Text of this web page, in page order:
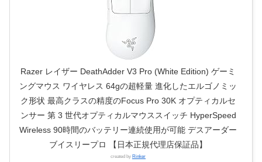
Razer レイザー DeathAdder V3 Pro (White Edition) ゲーミ
ングマウス ワイヤレス 64gの超軽量 進化したエルゴノミッ
ク形状 最高クラスの精度のFocus Pro 30K オプティカルセ
ンサー 第 3 世代オプティカルマウススイッチ HyperSpeed
Wireless 90時間のバッテリー連続使用が可能 デスアーダー
ブイスリープロ 【日本正規代理店保証品】
created by Rinker